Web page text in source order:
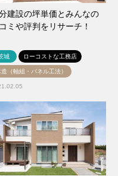
建設の坪単価とみんなの
ミや評判をリサーチ！
城 ローコストな工務店
造（軸組・パネル工法）